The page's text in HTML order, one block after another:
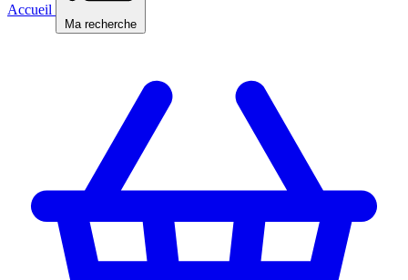
Accueil
Ma recherche